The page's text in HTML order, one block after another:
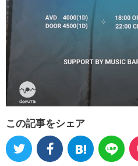
この記事をシェア